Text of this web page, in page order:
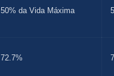
50% da Vida Máxima
72.7%